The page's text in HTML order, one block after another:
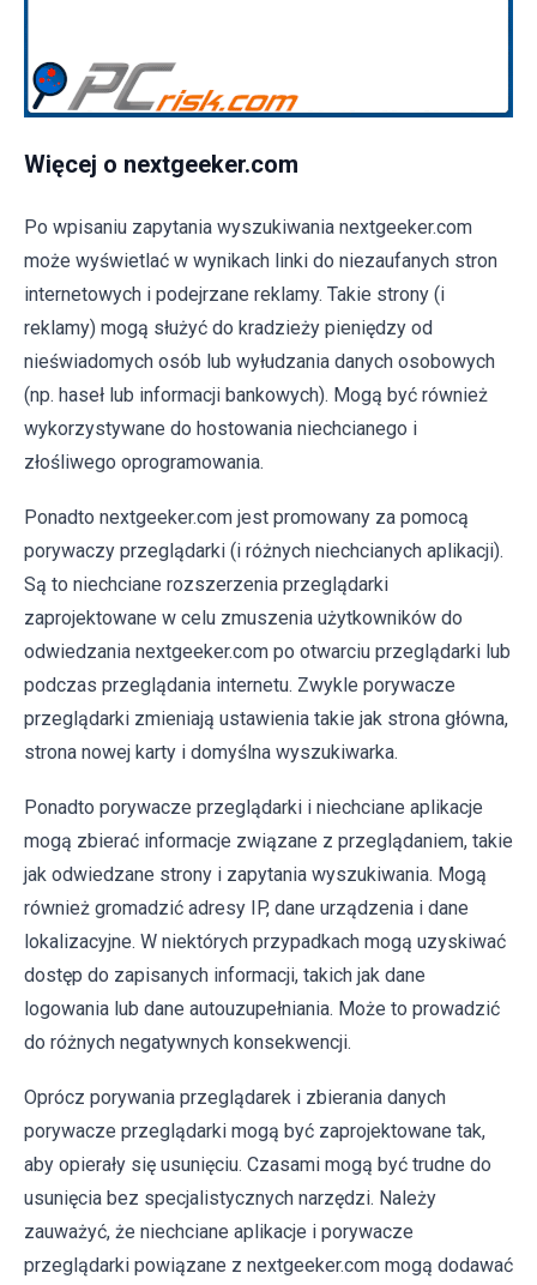
Więcej o nextgeeker.com
Po wpisaniu zapytania wyszukiwania nextgeeker.com
może wyświetlać w wynikach linki do niezaufanych stron
internetowych i podejrzane reklamy. Takie strony (i
reklamy) mogą służyć do kradzieży pieniędzy od
nieświadomych osób lub wyłudzania danych osobowych
(np. haseł lub informacji bankowych). Mogą być również
wykorzystywane do hostowania niechcianego i
złośliwego oprogramowania.
Ponadto nextgeeker.com jest promowany za pomocą
porywaczy przeglądarki (i różnych niechcianych aplikacji).
Są to niechciane rozszerzenia przeglądarki
zaprojektowane w celu zmuszenia użytkowników do
odwiedzania nextgeeker.com po otwarciu przeglądarki lub
podczas przeglądania internetu. Zwykle porywacze
przeglądarki zmieniają ustawienia takie jak strona główna,
strona nowej karty i domyślna wyszukiwarka.
Ponadto porywacze przeglądarki i niechciane aplikacje
mogą zbierać informacje związane z przeglądaniem, takie
jak odwiedzane strony i zapytania wyszukiwania. Mogą
również gromadzić adresy IP, dane urządzenia i dane
lokalizacyjne. W niektórych przypadkach mogą uzyskiwać
dostęp do zapisanych informacji, takich jak dane
logowania lub dane autouzupełniania. Może to prowadzić
do różnych negatywnych konsekwencji.
Oprócz porywania przeglądarek i zbierania danych
porywacze przeglądarki mogą być zaprojektowane tak,
aby opierały się usunięciu. Czasami mogą być trudne do
usunięcia bez specjalistycznych narzędzi. Należy
zauważyć, że niechciane aplikacje i porywacze
przeglądarki powiązane z nextgeeker.com mogą dodawać